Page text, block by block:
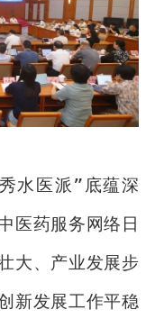
水医派”底蕴深
医药服务网络日
大、产业发展步
新发展工作平稳